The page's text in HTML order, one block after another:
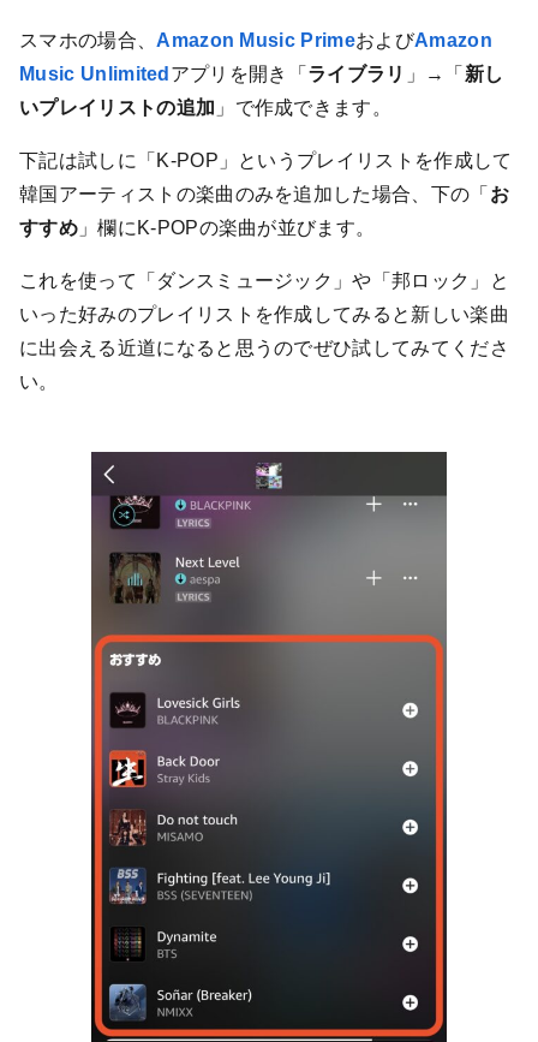
スマホの場合、 Amazon Music PrimeおよびAmazon
Music Unlimited アプリを開き「 ライブラリ 」→「 新し
いプレイリストの追加 」で作成できます。
下記は試しに「K-POP」というプレイリストを作成して
韓国アーティストの楽曲のみを追加した場合、下の「 お
すすめ」欄にK-POPの楽曲が並びます。
これを使って「ダンスミュージック」や「邦ロック」と
いった好みのプレイリストを作成してみると新しい楽曲
に出会える近道になると思うのでぜひ試してみてくださ
い。